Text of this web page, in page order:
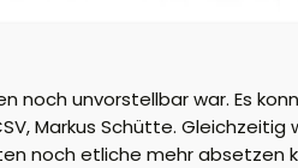
noch unvorstellbar war. Es
Markus Schütte.
noch etliche mehr